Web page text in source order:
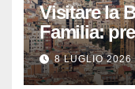
Visitare la
Familia:
che devi
8 LUGLIO 2026